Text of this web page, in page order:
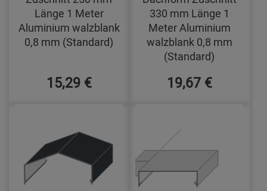
Länge 1 Meter
Aluminium walzblank
0,8 mm (Standard)
15,29 €
330 mm Länge 1
Meter Aluminium
walzblank 0,8 mm
(Standard)
19,67 €